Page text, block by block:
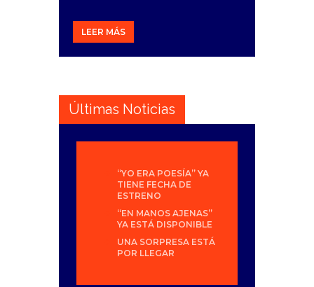
LEER MÁS
Últimas Noticias
“YO ERA POESÍA” YA
TIENE FECHA DE
ESTRENO
“EN MANOS AJENAS”
YA ESTÁ DISPONIBLE
UNA SORPRESA ESTÁ
POR LLEGAR